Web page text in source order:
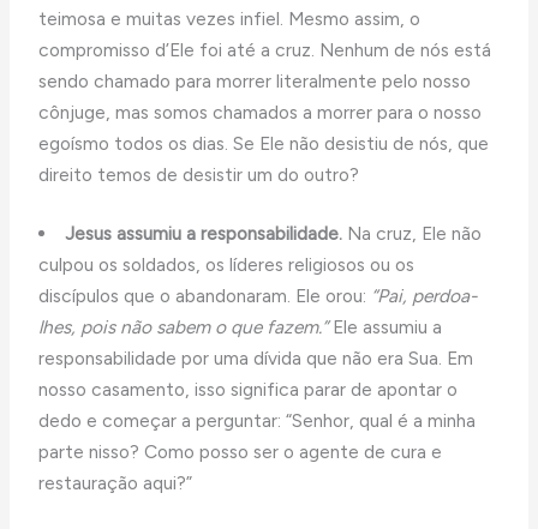
teimosa e muitas vezes infiel. Mesmo assim, o
compromisso d’Ele foi até a cruz. Nenhum de nós está
sendo chamado para morrer literalmente pelo nosso
cônjuge, mas somos chamados a morrer para o nosso
egoísmo todos os dias. Se Ele não desistiu de nós, que
direito temos de desistir um do outro?
Jesus assumiu a responsabilidade.Na cruz, Ele não
culpou os soldados, os líderes religiosos ou os
discípulos que o abandonaram. Ele orou: “Pai, perdoa-
lhes, pois não sabem o que fazem.”Ele assumiu a
responsabilidade por uma dívida que não era Sua. Em
nosso casamento, isso significa parar de apontar o
dedo e começar a perguntar: “Senhor, qual é a minha
parte nisso? Como posso ser o agente de cura e
restauração aqui?”